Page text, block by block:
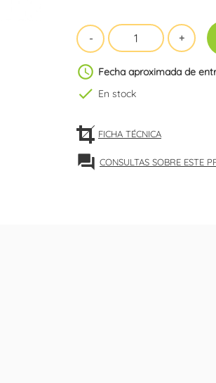
schedule Fecha aproximada de
check En stock
FICHA TÉCNICA
forum CONSULTAS SOBRE ESTE